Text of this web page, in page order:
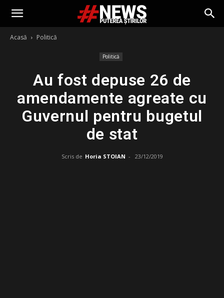
Acasă Politică
Politică
Au fost depuse 26 de
amendamente agreate cu
Guvernul pentru bugetul
de stat
Scris de Horia STOIAN - 23/12/2019